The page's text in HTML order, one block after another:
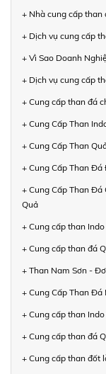
+ Nhà cung cấp
+ Dịch vụ cung cấp
+ Vì Sao Doanh
+ Dịch vụ cung cấp
+ Cung cấp than đá
+ Cung Cấp Than
+ Cung Cấp Than
+ Cung Cấp Than Đá
+ Cung Cấp Than Đá
Quả
+ Cung cấp than
+ Cung cấp than đá
+ Than Nam Sơn -
+ Cung Cấp Than
+ Cung cấp than
+ Cung cấp than đá
+ Cung cấp than đốt